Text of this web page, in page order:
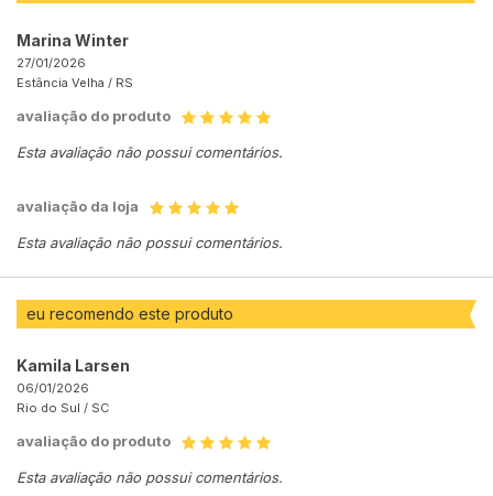
Marina Winter
27/01/2026
Estância Velha / RS
avaliação do produto
Esta avaliação não possui comentários.
avaliação da loja
Esta avaliação não possui comentários.
eu recomendo este produto
Kamila Larsen
06/01/2026
Rio do Sul / SC
avaliação do produto
Esta avaliação não possui comentários.